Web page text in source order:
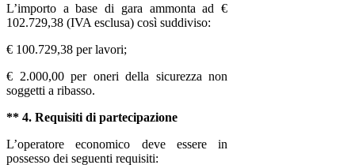
L’importo a base di gara ammonta ad€
102.729,38 (IVA esclusa) così suddiviso:
€ 100.729,38 per lavori;
€ 2.000,00 per oneri della sicurezza non
soggetti a ribasso.
** 4. Requisiti di partecipazione
L’operatore economico deve essere in
possesso dei seguenti requisiti: